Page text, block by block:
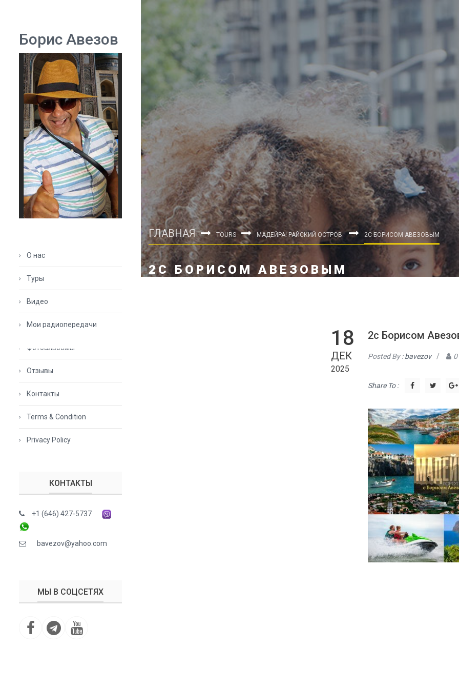
Борис Авезов
О нас
Туры
Видео
Мои радиопередачи
Фотоальбомы
Отзывы
Контакты
Terms & Condition
Privacy Policy
КОНТАКТЫ
+1 (646) 427-5737
bavezov@yahoo.com
МЫ В СОЦСЕТЯХ
ГЛАВНАЯ TOURS МАДЕЙРА! РАЙСКИЙ ОСТРОВ. 2C БОРИСОМ АВЕЗОВЫМ
2C БОРИСОМ АВЕЗОВЫМ
18
ДЕК
2025
2c Борисом
Posted By :bavezov / 0
Share To :